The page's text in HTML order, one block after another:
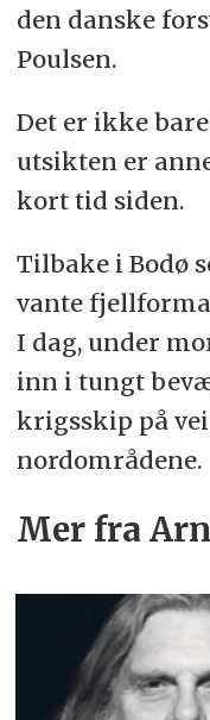
den danske
Poulsen.
Det er ikke
utsikten er
kort tid siden.
Tilbake i Bodø
vante
I dag, under
inn i tungt
krigsskip på
nordområdene.
Mer fra